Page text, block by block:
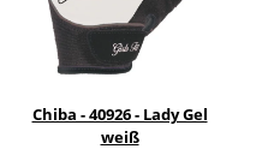
Chiba - 40926 - Lady Gel
weiß